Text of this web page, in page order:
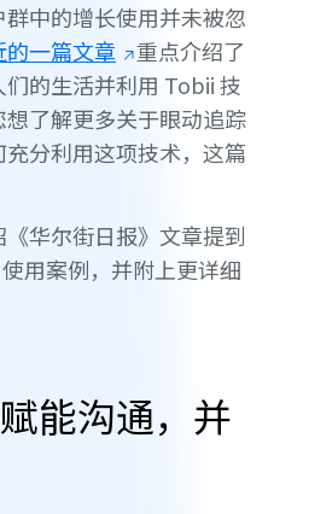
中的增长使用并未被忽
的一篇文章
重点介绍了
的生活并利用 Tobii 技
了解更多关于眼动追踪
分利用这项技术，这篇
华尔街日报》文章提到
用案例，并附上更详细
能沟通，并